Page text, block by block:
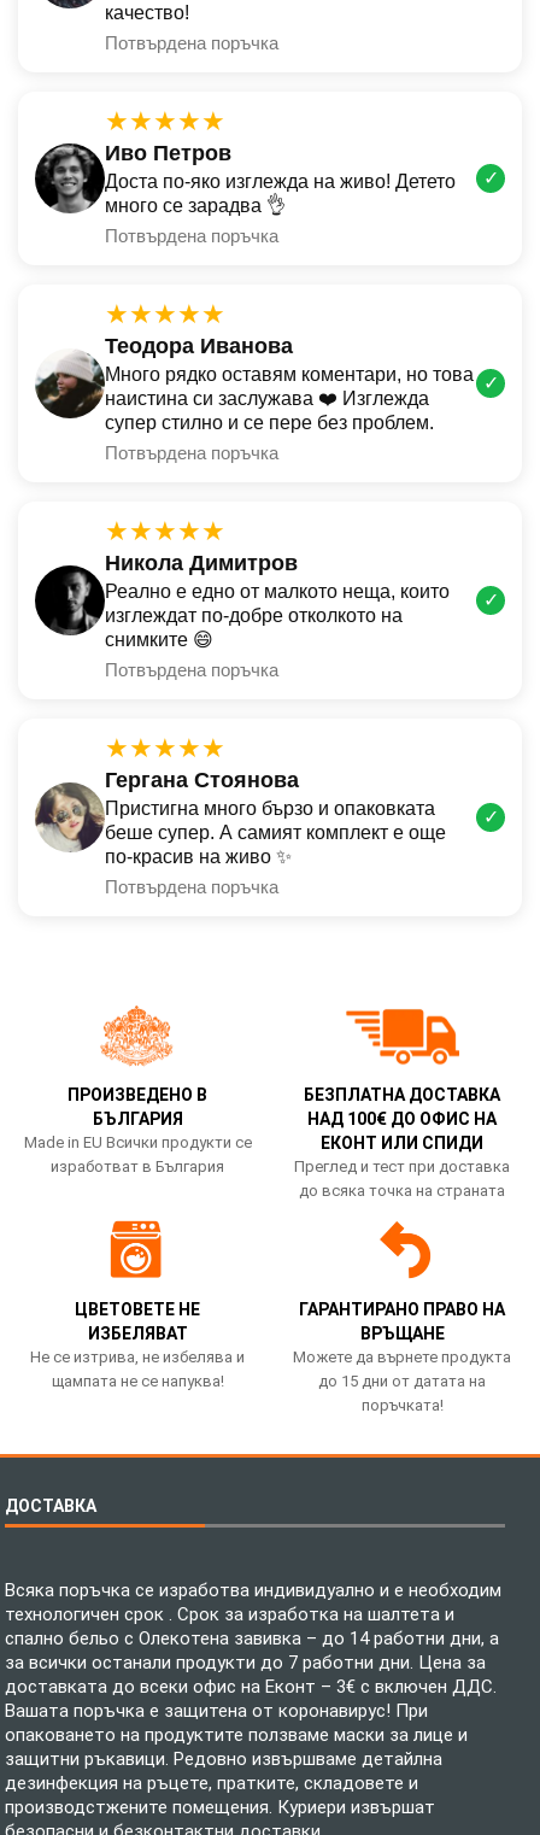
качество!
Потвърдена поръчка
★★★★★
Иво Петров
Доста по-яко изглежда на живо! Детето
много се зарадва 👌
Потвърдена поръчка
✓
★★★★★
Теодора Иванова
Много рядко оставям коментари, но това
наистина си заслужава ❤️ Изглежда
супер стилно и се пере без проблем.
Потвърдена поръчка
✓
★★★★★
Никола Димитров
Реално е едно от малкото неща, които
изглеждат по-добре отколкото на
снимките 😄
Потвърдена поръчка
✓
★★★★★
Гергана Стоянова
Пристигна много бързо и опаковката
беше супер. А самият комплект е още
по-красив на живо ✨
Потвърдена поръчка
✓
ПРОИЗВЕДЕНО В
БЪЛГАРИЯ
Made in EU Всички продукти се
изработват в България
БЕЗПЛАТНА ДОСТАВКА
НАД 100€ ДО ОФИС НА
ЕКОНТ ИЛИ СПИДИ
Преглед и тест при доставка
до всяка точка на страната
ЦВЕТОВЕТЕ НЕ
ИЗБЕЛЯВАТ
Не се изтрива, не избелява и
щампата не се напуква!
ГАРАНТИРАНО ПРАВО НА
ВРЪЩАНЕ
Можете да върнете продукта
до 15 дни от датата на
поръчката!
ДОСТАВКА
Всяка поръчка се изработва индивидуално и е необходим
технологичен срок . Срок за изработка на шалтета и
спално бельо с Олекотена завивка – до 14 работни дни, а
за всички останали продукти до 7 работни дни. Цена за
доставката до всеки офис на Еконт – 3€ с включен ДДС.
Вашата поръчка е защитена от коронавирус! При
опаковането на продуктите ползваме маски за лице и
защитни ръкавици. Редовно извършваме детайлна
дезинфекция на ръцете, пратките, складовете и
производстжените помещения. Куриери извършат